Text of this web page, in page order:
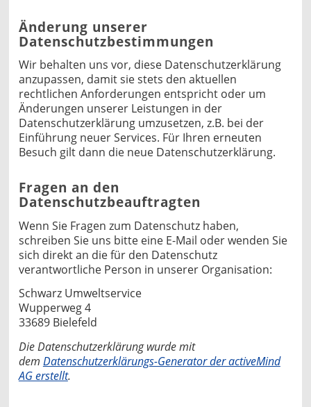
Änderung unserer
Datenschutzbestimmungen
Wir behalten uns vor, diese Datenschutzerklärung
anzupassen, damit sie stets den aktuellen
rechtlichen Anforderungen entspricht oder um
Änderungen unserer Leistungen in der
Datenschutzerklärung umzusetzen, z.B. bei der
Einführung neuer Services. Für Ihren erneuten
Besuch gilt dann die neue Datenschutzerklärung.
Fragen an den
Datenschutzbeauftragten
Wenn Sie Fragen zum Datenschutz haben,
schreiben Sie uns bitte eine E-Mail oder wenden Sie
sich direkt an die für den Datenschutz
verantwortliche Person in unserer Organisation:
Schwarz Umweltservice
Wupperweg 4
33689 Bielefeld
Die Datenschutzerklärung wurde mit
dem Datenschutzerklärungs-Generator der activeMind
AG erstellt.